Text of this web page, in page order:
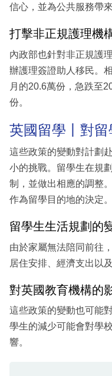
信心，並為公共服務帶來
打擊非正規護理機
內政部也針對非正規護
辦護理簽證助人移民。
月的20.6萬份，急跌至
份。
英國留學丨對
這些政策的變動對計劃
小的挑戰。留學生在規
制，並做出相應的調整
作為留學目的地的決定。
留學生生活規劃的
由於家屬無法陪同前往
居住安排、經濟支出以
對英國教育機構的
這些政策的變動也可能
學生的減少可能會對學
響。